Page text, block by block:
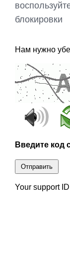
блокировки
Нам нужно
Введите код
Отправить
Your support